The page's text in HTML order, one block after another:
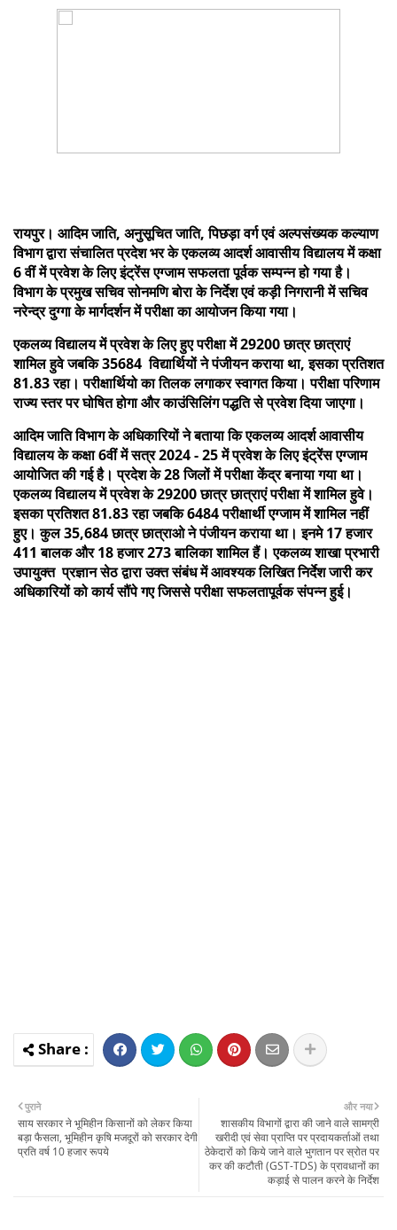
रायपुर। आदिम जाति, अनुसूचित जाति, पिछड़ा वर्ग एवं अल्पसंख्यक कल्याण
विभाग द्वारा संचालित प्रदेश भर के एकलव्य आदर्श आवासीय विद्यालय में कक्षा
6 वीं में प्रवेश के लिए इंट्रेंस एग्जाम सफलता पूर्वक सम्पन्न हो गया है।
विभाग के प्रमुख सचिव सोनमणि बोरा के निर्देश एवं कड़ी निगरानी में सचिव
नरेन्द्र दुग्गा के मार्गदर्शन में परीक्षा का आयोजन किया गया।
एकलव्य विद्यालय में प्रवेश के लिए हुए परीक्षा में 29200 छात्र छात्राएं
शामिल हुवे जबकि 35684 विद्यार्थियों ने पंजीयन कराया था, इसका प्रतिशत
81.83 रहा। परीक्षार्थियो का तिलक लगाकर स्वागत किया। परीक्षा परिणाम
राज्य स्तर पर घोषित होगा और काउंसिलिंग पद्धति से प्रवेश दिया जाएगा।
आदिम जाति विभाग के अधिकारियों ने बताया कि एकलव्य आदर्श आवासीय
विद्यालय के कक्षा 6वीं में सत्र 2024 - 25 में प्रवेश के लिए इंट्रेंस एग्जाम
आयोजित की गई है। प्रदेश के 28 जिलों में परीक्षा केंद्र बनाया गया था।
एकलव्य विद्यालय में प्रवेश के 29200 छात्र छात्राएं परीक्षा में शामिल हुवे।
इसका प्रतिशत 81.83 रहा जबकि 6484 परीक्षार्थी एग्जाम में शामिल नहीं
हुए। कुल 35,684 छात्र छात्राओ ने पंजीयन कराया था। इनमे 17 हजार
411 बालक और 18 हजार 273 बालिका शामिल हैं। एकलव्य शाखा प्रभारी
उपायुक्त प्रज्ञान सेठ द्वारा उक्त संबंध में आवश्यक लिखित निर्देश जारी कर
अधिकारियों को कार्य सौंपे गए जिससे परीक्षा सफलतापूर्वक संपन्न हुई।
और नया
शासकीय विभागों द्वारा की जाने वाले सामग्री
खरीदी एवं सेवा प्राप्ति पर प्रदायकर्ताओं तथा
ठेकेदारों को किये जाने वाले भुगतान पर स्रोत पर
कर की कटौती (GST-TDS) के प्रावधानों का
कड़ाई से पालन करने के निर्देश
पुराने
साय सरकार ने भूमिहीन किसानों को लेकर किया
बड़ा फैसला, भूमिहीन कृषि मजदूरों को सरकार देगी
प्रति वर्ष 10 हजार रूपये